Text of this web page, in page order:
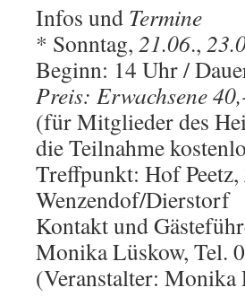
Infos und Termine
* Sonntag, 21.06.,
Beginn: 14 Uhr /
Preis: Erwachsene
(für Mitglieder des
die Teilnahme
Treffpunkt: Hof
Wenzendof/Dierstorf
Kontakt und
Monika Lüskow,
(Veranstalter: Monika